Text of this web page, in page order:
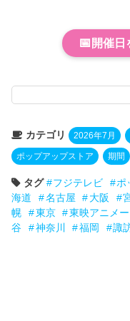
📅 開催日
カテゴリ 2026年7月
ポップアップストア 期間
タグ フジテレビ ポ
海道
名古屋 大阪
幌
東京 東映アニメ
谷
神奈川 福岡 諏